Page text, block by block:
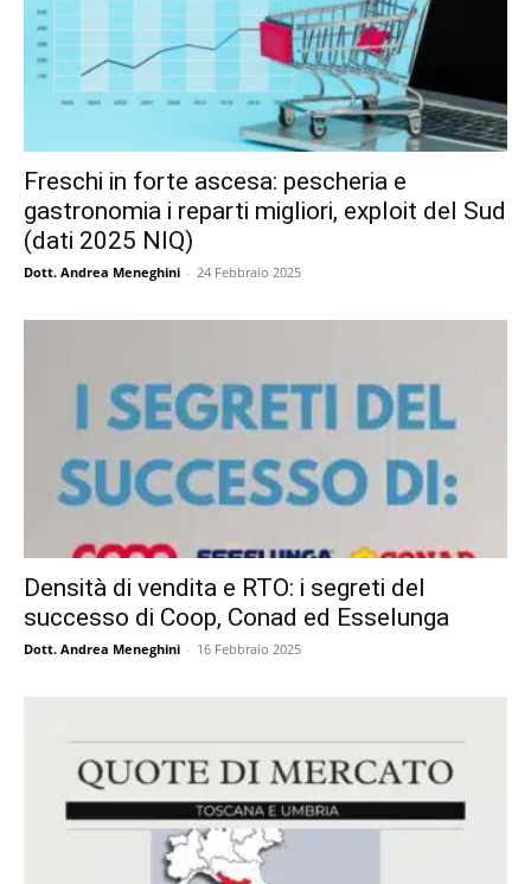
Freschi in forte ascesa: pescheria e
gastronomia i reparti migliori, exploit del Sud
(dati 2025 NIQ)
Dott. Andrea Meneghini - 24 Febbraio 2025
Densità di vendita e RTO: i segreti del
successo di Coop, Conad ed Esselunga
Dott. Andrea Meneghini - 16 Febbraio 2025